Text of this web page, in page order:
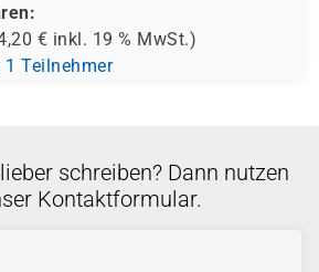
€ inkl. 19 % MwSt.)
Teilnehmer
schreiben? Dann nutzen
Kontaktformular.